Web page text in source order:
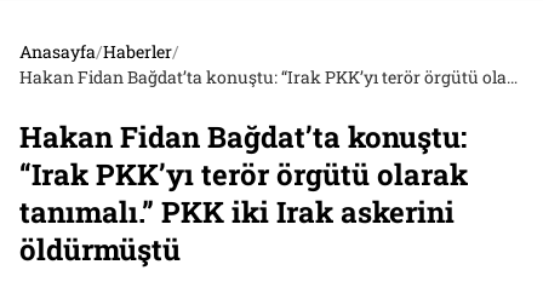
Anasayfa/Haberler/
Hakan Fidan Bağdat’ta konuştu: “Irak PKK’yı terör örgütü olarak tanımalı.” PKK iki Irak askerini öldürmüştü
Hakan Fidan Bağdat’ta konuştu:
“Irak PKK’yı terör örgütü olarak
tanımalı.” PKK iki Irak askerini
öldürmüştü